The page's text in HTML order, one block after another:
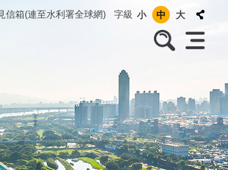
信箱(連至水利署全球網) 字級 小 中 大